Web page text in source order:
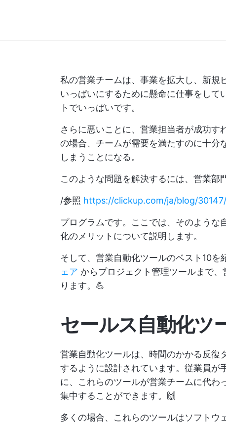
私の営業チームは、事業を拡大し、新規
いっぱいにするために懸命に仕事をして
トでいっぱいです。
さらに悪いことに、営業担当者が成功す
の場合、チームが需要を満たすのに十分
しまうことになる。
このような問題を解決するには、営業部
/参照 https://clickup.com/ja/blog/
プログラムです。ここでは、そのような
化のメリットについて説明します。
そして、営業自動化ツールのベスト10を
ェア からプロジェクト管理ツールまで
ります。💪
セールス自動化ツ
営業自動化ツールは、時間のかかる反復
するように設計されています。従業員が
に、これらのツールが営業チームに代わ
集中することができます。🙌
多くの場合、これらのツールはソフトウ